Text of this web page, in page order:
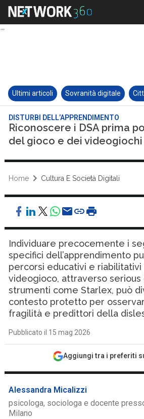
Ultimi articoli Sovranità digitale
DISTURBI DELL’APPRENDIMENTO
Riconoscere i DSA prima
del gioco e dei videogiochi
Home Cultura E Società Digitali
Individuare precocemente i
specifici dell’apprendimento
percorsi educativi e
videogioco, attraverso serious
strumenti come Starlex, può
contesto protetto per
fragilità e predittori della
Pubblicato il 15 mag 2026
Aggiungi tra i preferiti
Alessandra Micalizzi
psicologa, sociologa e docente
Milano